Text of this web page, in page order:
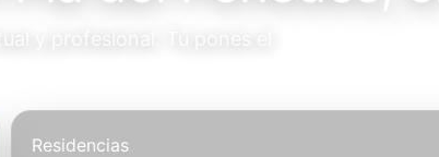
y profesional. Tú pones el
Residencias